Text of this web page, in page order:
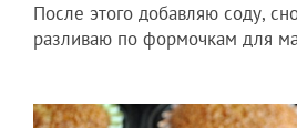
После этого добавляю соду,
разливаю по формочкам для